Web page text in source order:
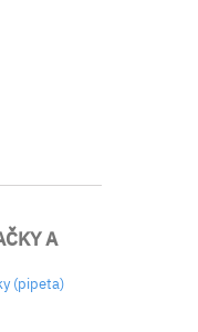
A
(pipeta)